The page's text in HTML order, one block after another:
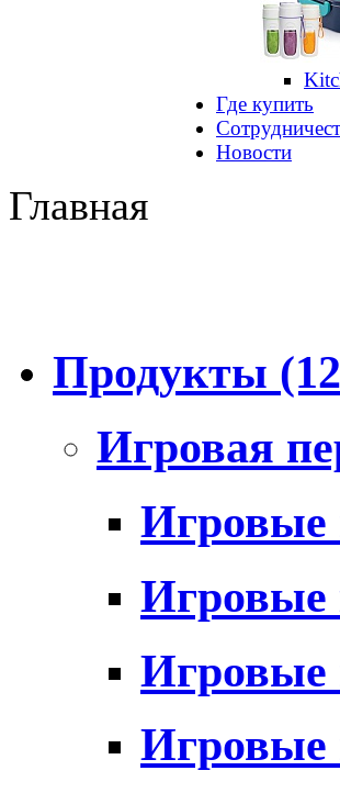
Где купить
Новости
Главная
Продукты
Игровая